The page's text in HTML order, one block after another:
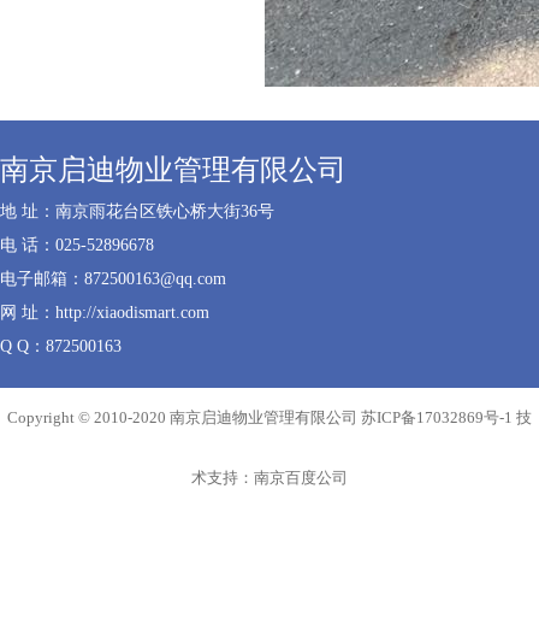
南京启迪物业管理有限公司
地 址：南京雨花台区铁心桥大街36号
电 话：025-52896678
电子邮箱：872500163@qq.com
网 址：http://xiaodismart.com
Q Q：872500163
Copyright © 2010-2020 南京启迪物业管理有限公司 苏ICP备17032869号-1 技
术支持： 南京百度公司